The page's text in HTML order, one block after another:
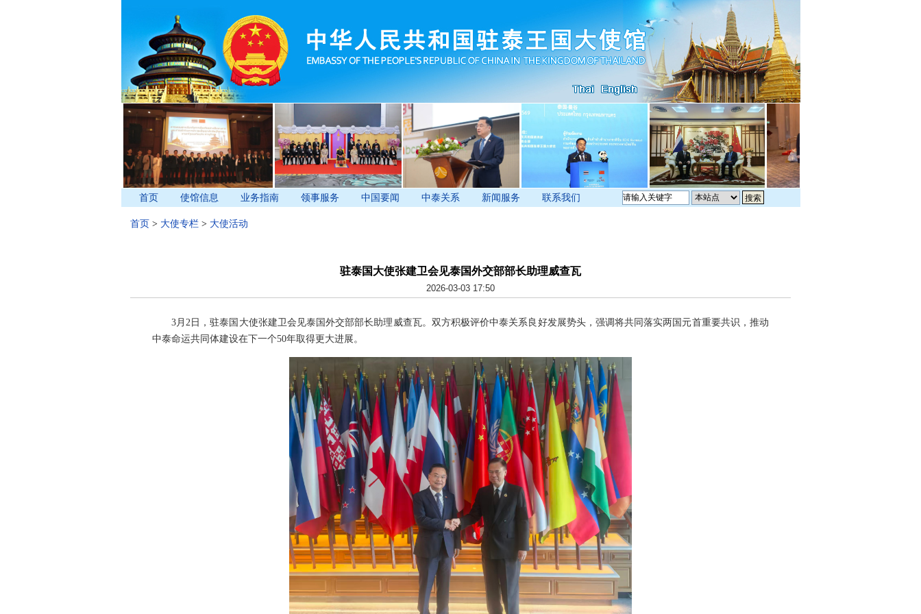
首页 使馆信息 业务指南 领事服务 中国要闻 中泰关系 新闻服务 联系我们
首页 > 大使专栏 > 大使活动
驻泰国大使张建卫会见泰国外交部部长助理威查瓦
2026-03-03 17:50
3月2日，驻泰国大使张建卫会见泰国外交部部长助理威查瓦。双方积极评价中泰关系良好发展势头，强调将共同落实两国元首重要共识，推动
中泰命运共同体建设在下一个50年取得更大进展。